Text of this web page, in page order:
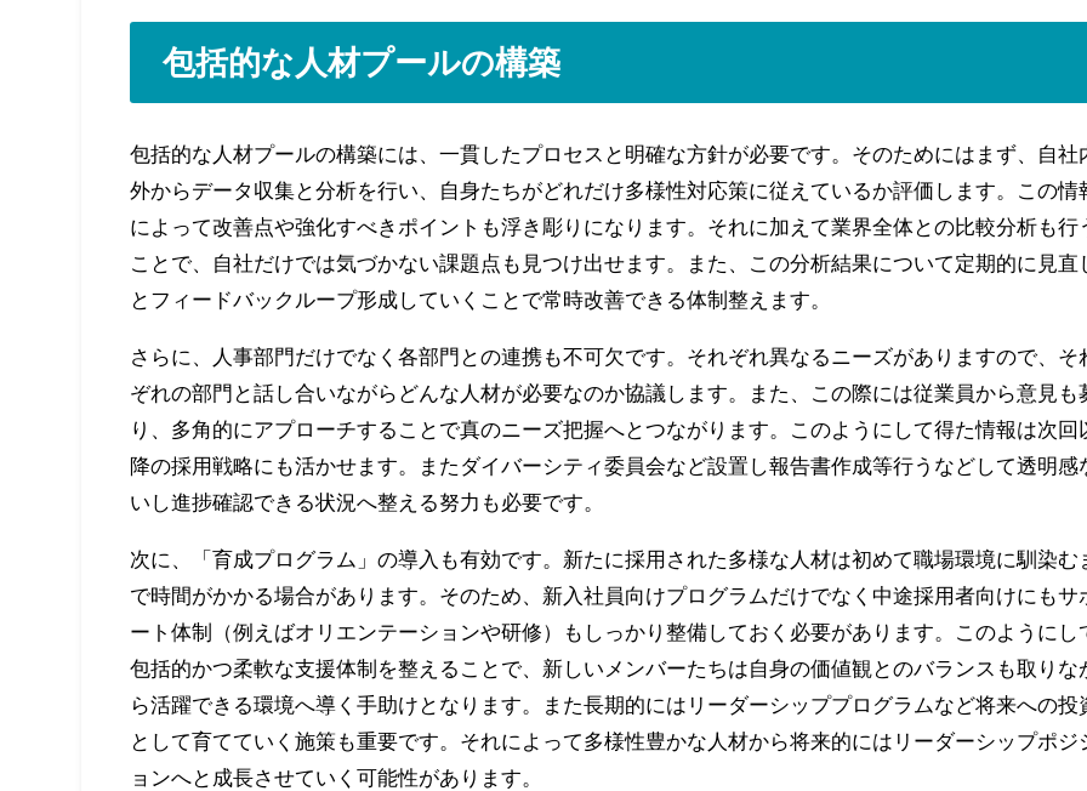
包括的な人材プールの構築
包括的な人材プールの構築には、一貫したプロセスと明確な方針が必要です。そのためにはまず、自社
外からデータ収集と分析を行い、自身たちがどれだけ多様性対応策に従えているか評価します。この情
によって改善点や強化すべきポイントも浮き彫りになります。それに加えて業界全体との比較分析も行
ことで、自社だけでは気づかない課題点も見つけ出せます。また、この分析結果について定期的に見直
とフィードバックループ形成していくことで常時改善できる体制整えます。
さらに、人事部門だけでなく各部門との連携も不可欠です。それぞれ異なるニーズがありますので、そ
ぞれの部門と話し合いながらどんな人材が必要なのか協議します。また、この際には従業員から意見も
り、多角的にアプローチすることで真のニーズ把握へとつながります。このようにして得た情報は次回
降の採用戦略にも活かせます。またダイバーシティ委員会など設置し報告書作成等行うなどして透明感
いし進捗確認できる状況へ整える努力も必要です。
次に、「育成プログラム」の導入も有効です。新たに採用された多様な人材は初めて職場環境に馴染む
で時間がかかる場合があります。そのため、新入社員向けプログラムだけでなく中途採用者向けにもサ
ート体制（例えばオリエンテーションや研修）もしっかり整備しておく必要があります。このようにし
包括的かつ柔軟な支援体制を整えることで、新しいメンバーたちは自身の価値観とのバランスも取りな
ら活躍できる環境へ導く手助けとなります。また長期的にはリーダーシッププログラムなど将来への投
として育てていく施策も重要です。それによって多様性豊かな人材から将来的にはリーダーシップポジ
ョンへと成長させていく可能性があります。